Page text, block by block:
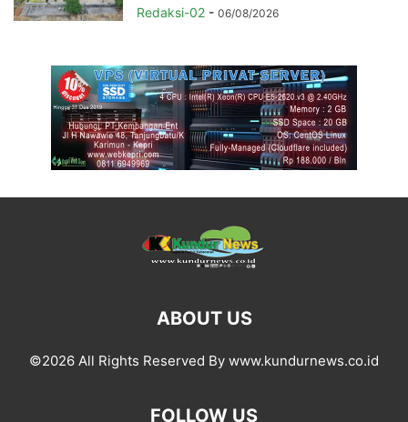
Redaksi-02 - 06/08/2026
ABOUT US
©2026 All Rights Reserved By www.kundurnews.co.id
FOLLOW US